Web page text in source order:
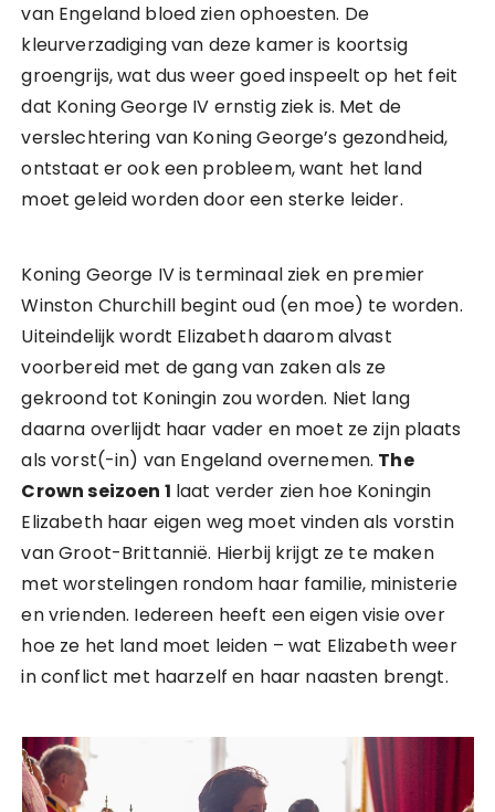
van Engeland bloed zien ophoesten. De
kleurverzadiging van deze kamer is koortsig
groengrijs, wat dus weer goed inspeelt op het feit
dat Koning George IV ernstig ziek is. Met de
verslechtering van Koning George’s gezondheid,
ontstaat er ook een probleem, want het land
moet geleid worden door een sterke leider.
Koning George IV is terminaal ziek en premier
Winston Churchill begint oud (en moe) te worden.
Uiteindelijk wordt Elizabeth daarom alvast
voorbereid met de gang van zaken als ze
gekroond tot Koningin zou worden. Niet lang
daarna overlijdt haar vader en moet ze zijn plaats
als vorst(-in) van Engeland overnemen. The
Crown seizoen 1 laat verder zien hoe Koningin
Elizabeth haar eigen weg moet vinden als vorstin
van Groot-Brittannië. Hierbij krijgt ze te maken
met worstelingen rondom haar familie, ministerie
en vrienden. Iedereen heeft een eigen visie over
hoe ze het land moet leiden – wat Elizabeth weer
in conflict met haarzelf en haar naasten brengt.